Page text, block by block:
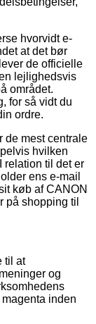
hvorvidt e-
at det bør
de officielle
lejlighedsvis
området.
for så vidt du
ordre.
de mest centrale
hvilken
relation til det er
ens e-mail
køb af CANON
på shopping til
til at
og
inden